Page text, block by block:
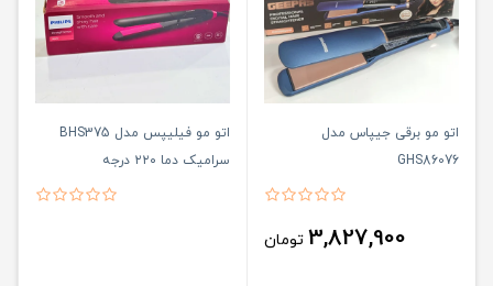
اتو مو برقی جیپاس مدل
GHS86076
3,827,900 تومان
اتو مو فیلیپس مدل BHS375
سرامیک دما ۲۲۰ درجه